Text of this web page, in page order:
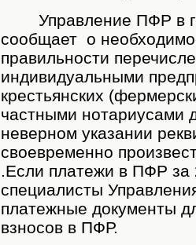
Управление ПФР в
сообщает о
правильности
индивидуальными
крестьянских
частными нотариусами
неверном указании
своевременно
.Если платежи в ПФР за
специалисты
платежные документы
взносов в ПФР.